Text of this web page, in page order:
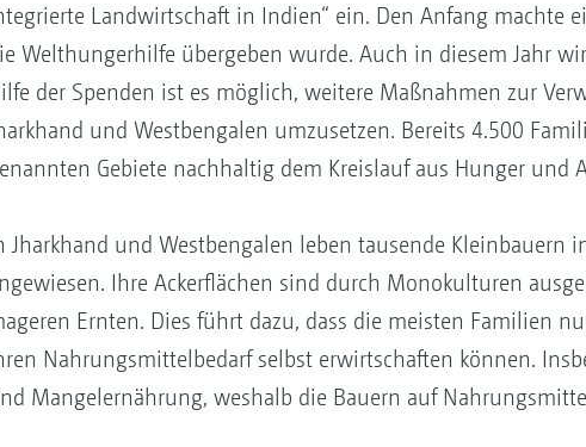
Landwirtschaft in Indien“ ein. Den Anfang machte
Welthungerhilfe übergeben wurde. Auch in diesem Jahr
der Spenden ist es möglich, weitere Maßnahmen zur
und Westbengalen umzusetzen. Bereits 4.500
Gebiete nachhaltig dem Kreislauf aus Hunger und
Jharkhand und Westbengalen leben tausende
Ihre Ackerflächen sind durch Monokulturen
Ernten. Dies führt dazu, dass die meisten Familien
Nahrungsmittelbedarf selbst erwirtschaften können.
Mangelernährung, weshalb die Bauern auf